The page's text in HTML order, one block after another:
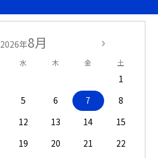
2026年8月
水 木 金 土
1
5 6 7
8
12 13 14
15
19 20 21
22